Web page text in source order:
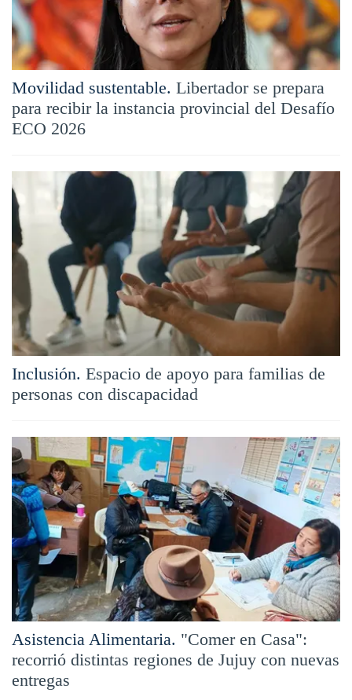
Movilidad sustentable. Libertador se prepara
para recibir la instancia provincial del Desafío
ECO 2026
Inclusión. Espacio de apoyo para familias de
personas con discapacidad
Asistencia Alimentaria. "Comer en Casa":
recorrió distintas regiones de Jujuy con nuevas
entregas